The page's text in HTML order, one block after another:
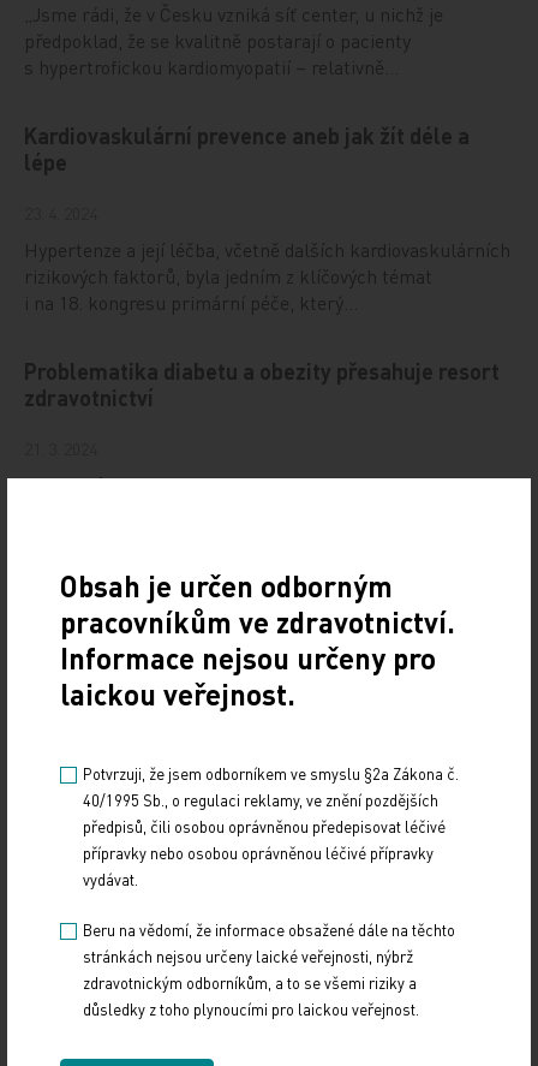
„Jsme rádi, že v Česku vzniká síť center, u nichž je
předpoklad, že se kvalitně postarají o pacienty
s hypertrofickou kardiomyopatií – relativně…
Kardiovaskulární prevence aneb jak žít déle a
lépe
Hypertenze a její léčba, včetně dalších kardiovaskulárních
rizikových faktorů, byla jedním z klíčových témat
i na 18. kongresu primární péče, který…
Problematika diabetu a obezity přesahuje resort
zdravotnictví
Diabetiků a lidí s obezitou, kteří se dříve nebo později
Firemní prevence může o deset procent zkrátit
nemocenskou
7. 2. 2024
nemocnost a prodloužit roky prožité ve zdraví.
Fórum: O prevenci mluví každý… a někdy nic víc
9. 6. 2022
V posledních měsících ministr zdravotnictví i další politici
intenzivně mluví o podpoře prevence. Dlouhodobě je
zmiňována v řadě dokumentů, např.…
Obsah je určen odborným
pracovníkům ve zdravotnictví.
Informace nejsou určeny pro
laickou veřejnost.
Potvrzuji, že jsem odborníkem ve smyslu §2a Zákona č.
40/1995 Sb., o regulaci reklamy, ve znění pozdějších
předpisů, čili osobou oprávněnou předepisovat léčivé
přípravky nebo osobou oprávněnou léčivé přípravky
vydávat.
Beru na vědomí, že informace obsažené dále na těchto
stránkách nejsou určeny laické veřejnosti, nýbrž
zdravotnickým odborníkům, a to se všemi riziky a
důsledky z toho plynoucími pro laickou veřejnost.